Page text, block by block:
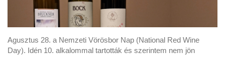
Agusztus 28. a Nemzeti Vörösbor Nap (National Red Wine
Day). Idén 10. alkalommal tartották és szerintem nem jön